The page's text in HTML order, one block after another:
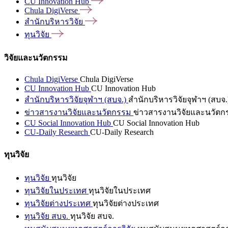
Chula DigiVerse
สำนักบริหารวิจัย
ทุนวิจัย
วิจัยและนวัตกรรม
Chula DigiVerse Chula DigiVerse
CU Innovation Hub CU Innovation Hub
สำนักบริหารวิจัยจุฬาฯ (สบจ.) สำนักบริหารวิจัยจุฬาฯ (สบจ
ข่าวสารงานวิจัยและนวัตกรรม ข่าวสารงานวิจัยและนวัตก
CU Social Innovation Hub CU Social Innovation Hub
CU-Daily Research CU-Daily Research
ทุนวิจัย
ทุนวิจัย ทุนวิจัย
ทุนวิจัยในประเทศ ทุนวิจัยในประเทศ
ทุนวิจัยต่างประเทศ ทุนวิจัยต่างประเทศ
ทุนวิจัย สบจ. ทุนวิจัย สบจ.